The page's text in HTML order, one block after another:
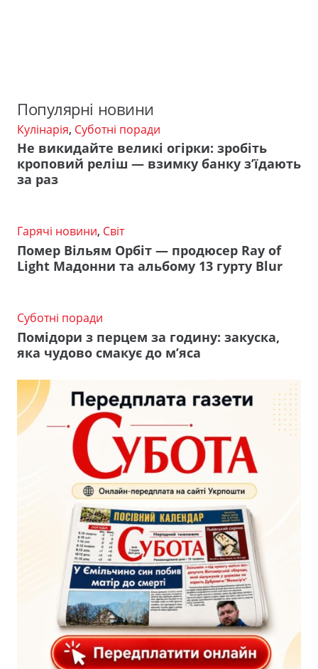
Популярні новини
Кулінарія, Суботні поради
Не викидайте великі огірки: зробіть
кроповий реліш — взимку банку з’їдають
за раз
Гарячі новини, Світ
Помер Вільям Орбіт — продюсер Ray of
Light Мадонни та альбому 13 гурту Blur
Суботні поради
Помідори з перцем за годину: закуска,
яка чудово смакує до м’яса